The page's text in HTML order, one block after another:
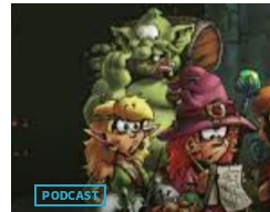
PODCAST